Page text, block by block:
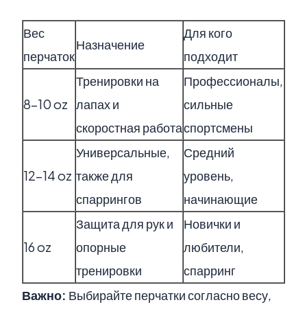
Вес
перчаток
Назначение
Для кого
подходит
8–10 oz
Тренировки на
лапах и
скоростная работа
Профессионалы,
сильные
спортсмены
12–14 oz
Универсальные,
также для
спаррингов
Средний
уровень,
начинающие
16 oz
Защита для рук и
опорные
тренировки
Новички и
любители,
спарринг
Важно: Выбирайте перчатки согласно весу,